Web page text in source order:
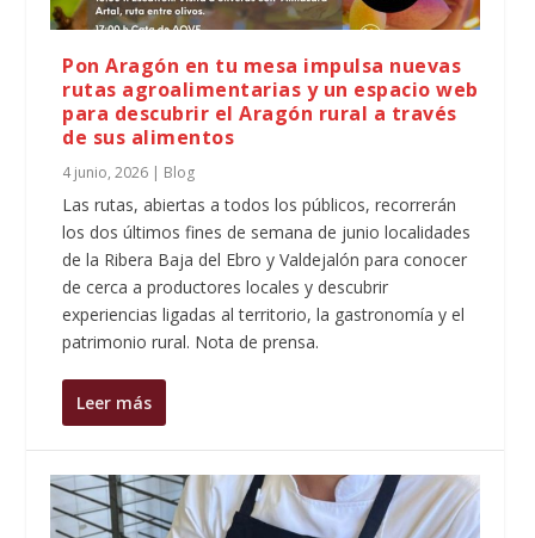
Pon Aragón en tu mesa impulsa nuevas
rutas agroalimentarias y un espacio web
para descubrir el Aragón rural a través
de sus alimentos
4 junio, 2026 | Blog
Las rutas, abiertas a todos los públicos, recorrerán
los dos últimos fines de semana de junio localidades
de la Ribera Baja del Ebro y Valdejalón para conocer
de cerca a productores locales y descubrir
experiencias ligadas al territorio, la gastronomía y el
patrimonio rural. Nota de prensa.
Leer más